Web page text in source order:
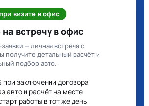
визите в офис
встречу в офис
— личная встреча с
получите детальный расчёт и
подбор авто.
при заключении договора
авто и расчёт на месте
работы в тот же день